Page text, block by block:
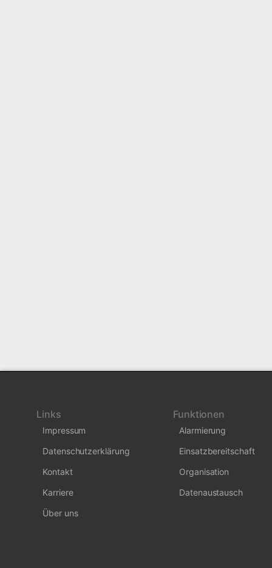
Links
Impressum
Datenschutzerklärung
Kontakt
Karriere
Über uns
Funktionen
Alarmierung
Einsatzbereitschaft
Organisation
Datenaustausch